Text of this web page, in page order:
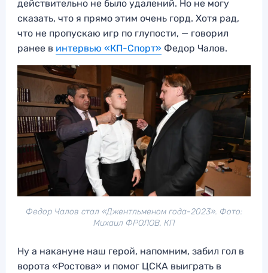
действительно не было удалений. Но не могу
сказать, что я прямо этим очень горд. Хотя рад,
что не пропускаю игр по глупости, — говорил
ранее в интервью «КП-Спорт» Федор Чалов.
Федор Чалов стал «Джентльменом года-2023». Фото:
Михаил ФРОЛОВ, КП
Ну а накануне наш герой, напомним, забил гол в
ворота «Ростова» и помог ЦСКА выиграть в